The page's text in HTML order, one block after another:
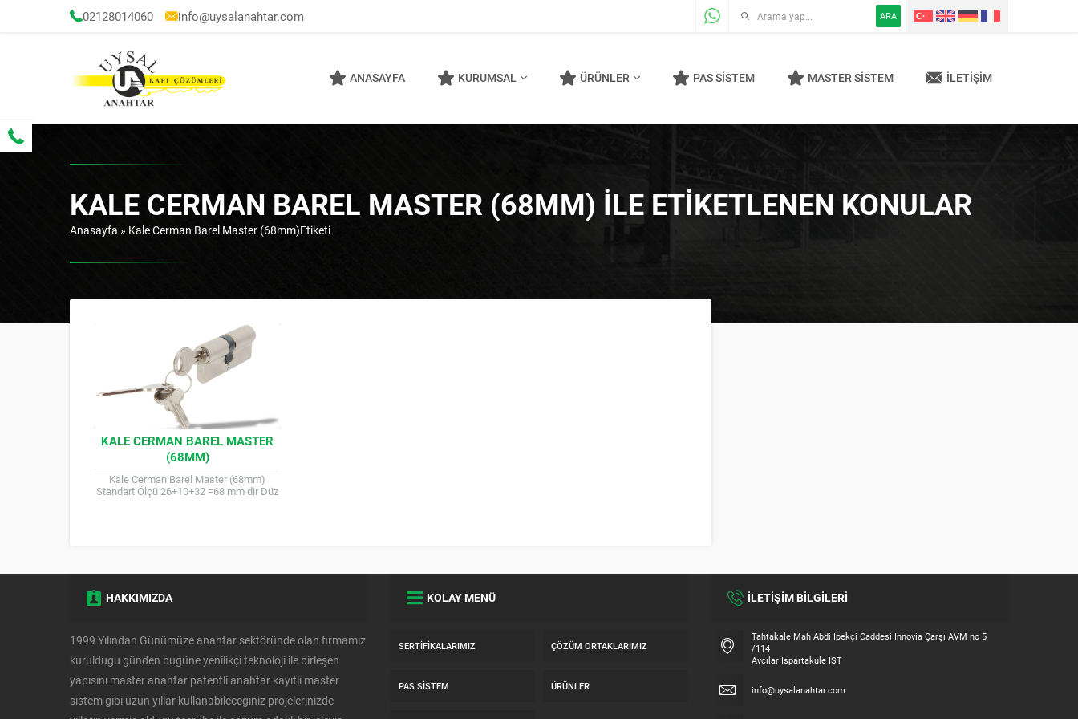
02128014060 info@uysalanahtar.com ARA
ANASAYFA KURUMSAL ÜRÜNLER PAS SISTEM MASTER SISTEM İLETIŞIM
KALE CERMAN BAREL MASTER (68MM) ILE ETIKETLENEN KONULAR
Anasayfa » Kale Cerman Barel Master (68mm)Etiketi
KALE CERMAN BAREL MASTER
(68MM)
Kale Cerman Barel Master (68mm)
Standart Ölçü 26+10+32 =68 mm dir Düz
HAKKIMIZDA
1999 Yılından Günümüze anahtar sektöründe olan firmamız
kuruldugu günden bugüne yenilikçi teknoloji ile birleşen
yapısını master anahtar patentli anahtar kayıtlı master
sistem gibi uzun yıllar kullanabileceginiz projelerinizde
KOLAY MENÜ
SERTIFIKALARIMIZ ÇÖZÜM ORTAKLARIMIZ
PAS SISTEM ÜRÜNLER
İLETİŞİM BİLGİLERİ
Tahtakale Mah Abdi İpekçi Caddesi İnnovia Çarşı AVM no 5
/114
Avcılar Ispartakule İST
info@uysalanahtar.com